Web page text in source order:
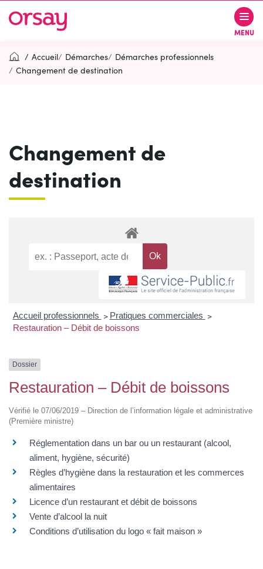
navigation
au
au
page
Ville d’Orsay MENU
Contactez-nous Accessibilité
PARTICIPEZ
Accueil Démarches
Démarches professionnels
Changement de destination
Changement de
destination
Accueil professionnels > Pratiques commerciales >
Restauration – Débit de boissons
Dossier
Restauration – Débit de boissons
Vérifié le 07/06/2019 – Direction de l’information légale et administrative
(Première ministre)
Réglementation dans un bar ou un restaurant (alcool,
aliment, hygiène, sécurité)
Règles d’hygiène dans la restauration et les commerces
alimentaires
Licence d’un restaurant et débit de boissons
Vente d’alcool la nuit
Conditions d’utilisation du logo « fait maison »